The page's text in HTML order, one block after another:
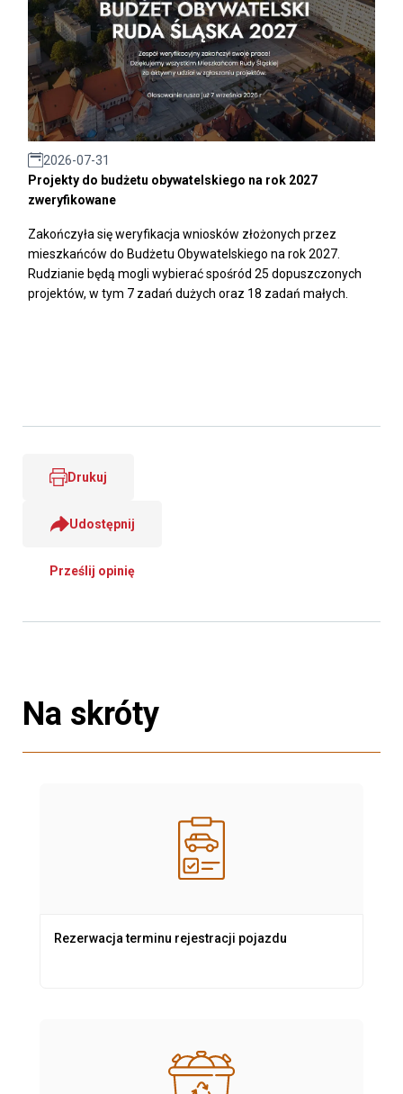
2026-07-31
Projekty do budżetu obywatelskiego na rok 2027
zweryfikowane
Zakończyła się weryfikacja wniosków złożonych przez
mieszkańców do Budżetu Obywatelskiego na rok 2027.
Rudzianie będą mogli wybierać spośród 25 dopuszczonych
projektów, w tym 7 zadań dużych oraz 18 zadań małych.
Drukuj
Udostępnij
Prześlij opinię
Na skróty
Rezerwacja terminu rejestracji pojazdu